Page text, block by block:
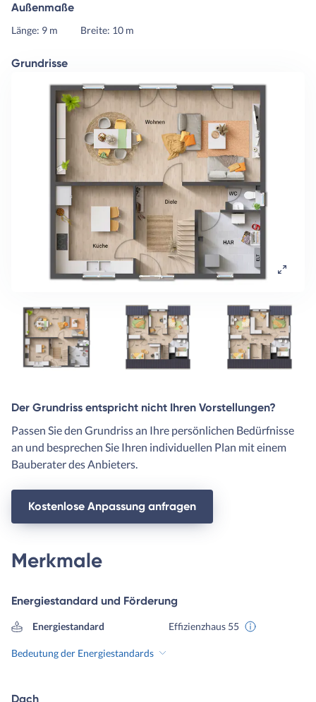
Außenmaße
Länge: 9 m Breite: 10 m
Grundrisse
Der Grundriss entspricht nicht Ihren Vorstellungen?
Passen Sie den Grundriss an Ihre persönlichen Bedürfnisse
an und besprechen Sie Ihren individuellen Plan mit einem
Bauberater des Anbieters.
Kostenlose Anpassung anfragen
Merkmale
Energiestandard und Förderung
Energiestandard Effizienzhaus 55
Bedeutung der Energiestandards
Dach